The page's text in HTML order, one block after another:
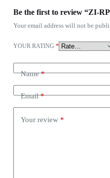
Be the first to review “ZI-
Your email address will not be
YOUR RATING *
Name*
Email*
Your review *